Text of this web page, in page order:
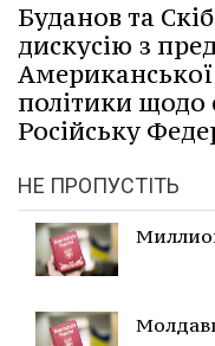
Буданов та
дискусію з
політики щодо
Російську
НЕ ПРОПУСТІТЬ